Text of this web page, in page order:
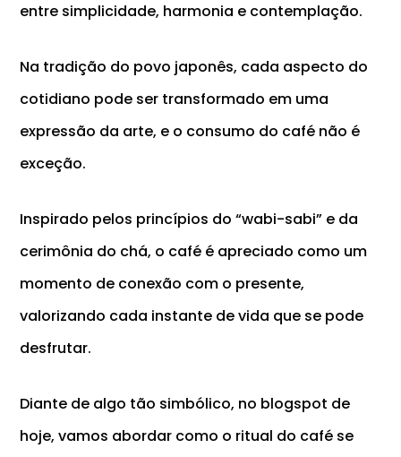
entre simplicidade, harmonia e contemplação.
Na tradição do povo japonês, cada aspecto do
cotidiano pode ser transformado em uma
expressão da arte, e o consumo do café não é
exceção.
Inspirado pelos princípios do “wabi-sabi” e da
cerimônia do chá, o café é apreciado como um
momento de conexão com o presente,
valorizando cada instante de vida que se pode
desfrutar.
Diante de algo tão simbólico, no blogspot de
hoje, vamos abordar como o ritual do café se